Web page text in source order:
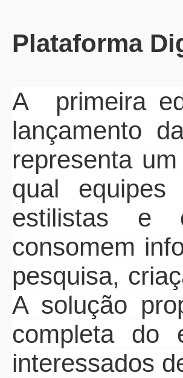
Plataforma
A primeira
lançamento
representa
qual equipes
estilistas e
consomem
pesquisa,
A solução
completa do
interessados